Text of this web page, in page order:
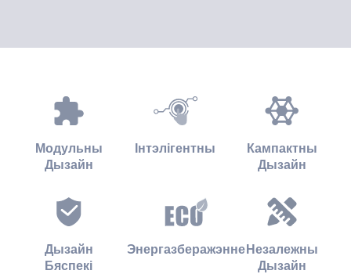
Модульны
Дызайн
Інтэлігентны
Кампактны
Дызайн
Дызайн
Бяспекі
ЭнергазберажэннеНезалежны
Дызайн